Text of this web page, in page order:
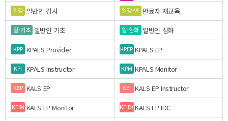
일강 일반인 강사 일강-만 만료자 재교육
일-기초 일반인 기초 일-심화 일반인 심화
KPP KPALS Provider KPEP KPALS EP
KPI KPALS Instructor KPM KPALS Monitor
KEP KALS EP KEI KALS EP Instructor
KEIM KALS EP Monitor KEIDCKALS EP IDC